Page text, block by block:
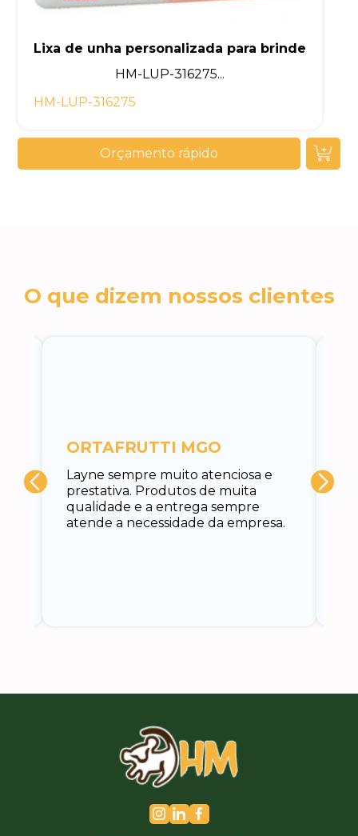
Lixa de unha personalizada para brinde
HM-LUP-316275...
HM-LUP-316275
Orçamento rápido
O que dizem nossos clientes
Layne sempre muito atenciosa e
prestativa. Produtos de muita
qualidade e a entrega sempre
atende a necessidade da empresa.
ORTAFRUTTI MGO